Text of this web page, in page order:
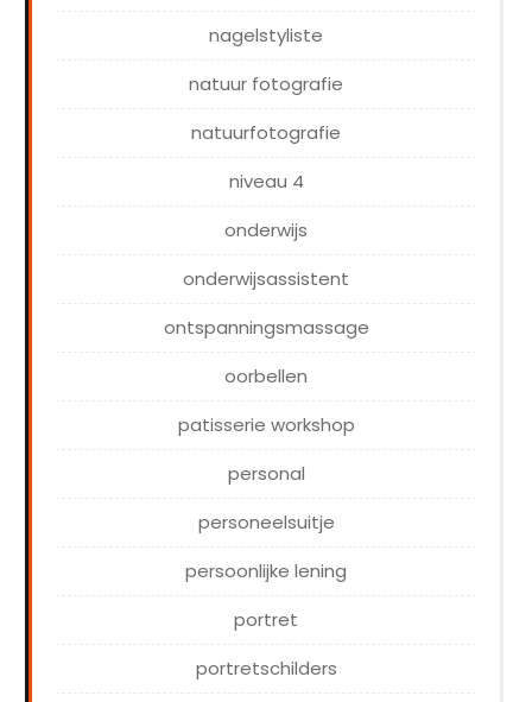
nagelstyliste
natuur fotografie
natuurfotografie
niveau 4
onderwijs
onderwijsassistent
ontspanningsmassage
oorbellen
patisserie workshop
personal
personeelsuitje
persoonlijke lening
portret
portretschilders